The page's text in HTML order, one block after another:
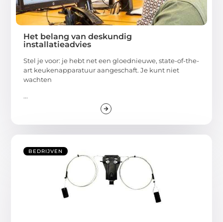
Het belang van deskundig
installatieadvies
Stel je voor: je hebt net een gloednieuwe, state-of-the-
art keukenapparatuur aangeschaft. Je kunt niet
wachten
...
BEDRIJVEN